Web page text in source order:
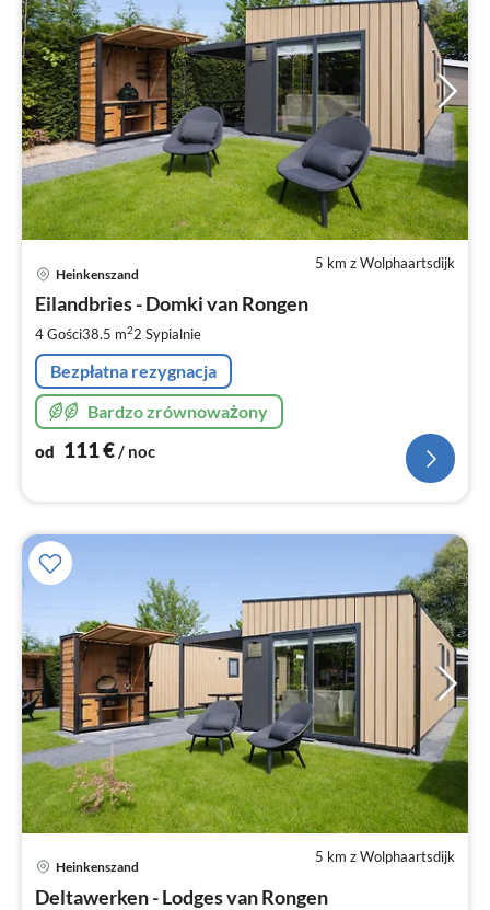
5 km z Wolphaartsdijk
Heinkenszand
Eilandbries - Domki van Rongen
4 Gości38.5 m22 Sypialnie
Bezpłatna rezygnacja
Bardzo zrównoważony
od 111€/ noc
5 km z Wolphaartsdijk
Heinkenszand
Deltawerken - Lodges van Rongen